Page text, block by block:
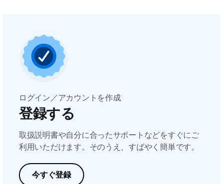
ログイン／アカウントを作成
登録する
取扱説明書や自分に合ったサポートなどをすぐにご
利用いただけます。そのうえ、すばやく簡単です。
今すぐ登録